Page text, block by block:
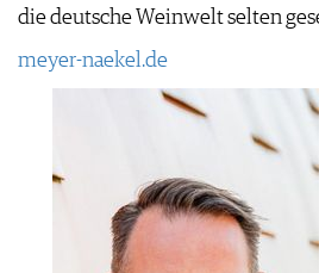
die deutsche Weinwelt selten
meyer-naekel.de